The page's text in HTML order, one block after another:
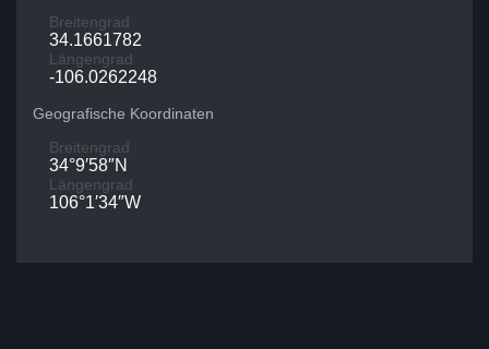
Breitengrad
34.1661782
Längengrad
-106.0262248
Geografische Koordinaten
Breitengrad
34°9′58″N
Längengrad
106°1′34″W